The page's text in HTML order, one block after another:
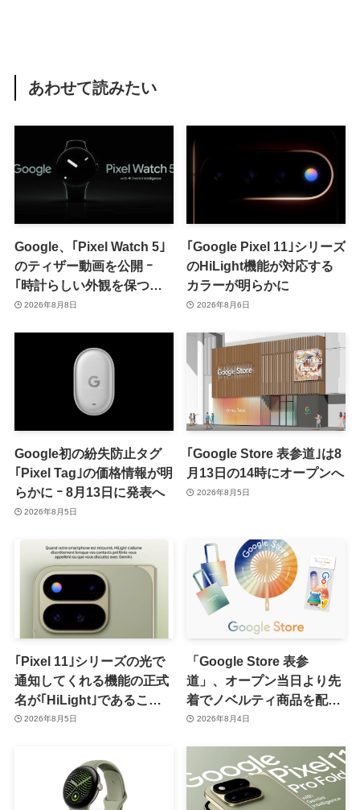
あわせて読みたい
Google、｢Pixel Watch 5｣
のティザー動画を公開 ｰ
｢時計らしい外観を保つ品
格｣をアピール
2026年8月8日
｢Google Pixel 11｣シリーズ
のHiLight機能が対応する
カラーが明らかに
2026年8月6日
Google初の紛失防止タグ
｢Pixel Tag｣の価格情報が明
らかに ｰ 8月13日に発表へ
2026年8月5日
｢Google Store 表参道｣は8
月13日の14時にオープンへ
2026年8月5日
｢Pixel 11｣シリーズの光で
通知してくれる機能の正式
名が｢HiLight｣であること
が確認される
2026年8月5日
「Google Store 表参
道」、オープン当日より先
着でノベルティ商品を配布
へ2026年8月4日